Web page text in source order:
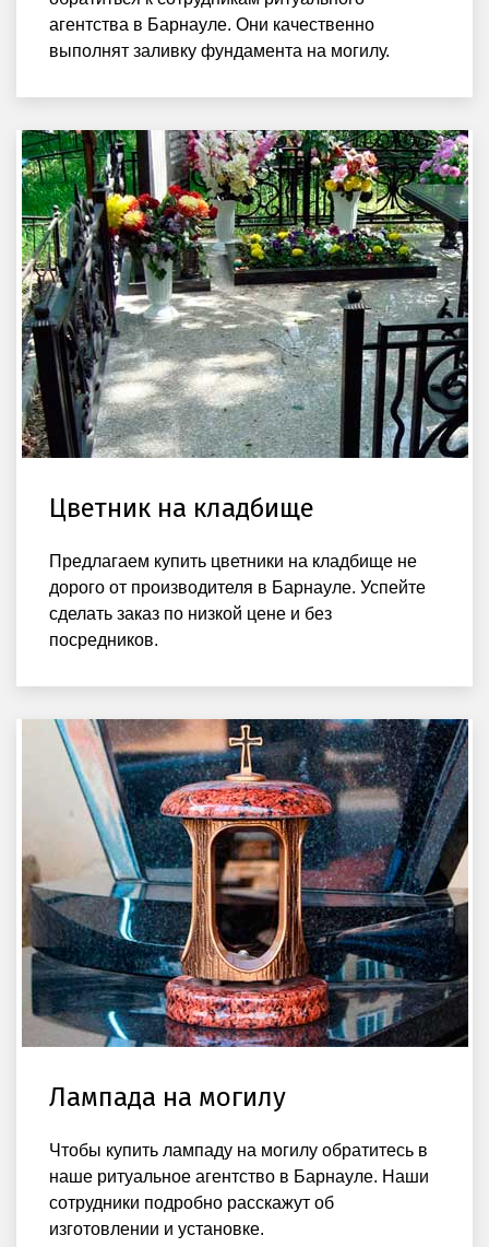
агентства в Барнауле. Они качественно
выполнят заливку фундамента на могилу.
Цветник на кладбище
Предлагаем купить цветники на кладбище не
дорого от производителя в Барнауле. Успейте
сделать заказ по низкой цене и без
посредников.
Лампада на могилу
Чтобы купить лампаду на могилу обратитесь в
наше ритуальное агентство в Барнауле. Наши
сотрудники подробно расскажут об
изготовлении и установке.